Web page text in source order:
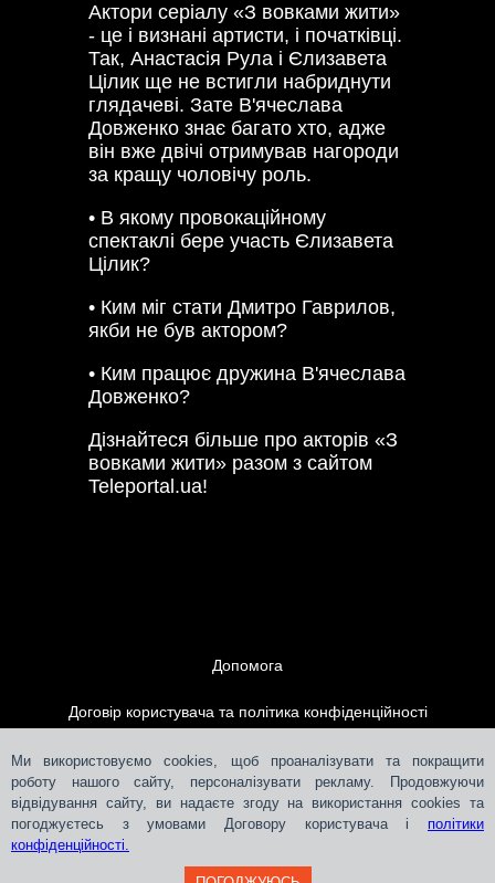
Ми використовуємо cookies, щоб проаналізувати та покращити
роботу нашого сайту, персоналізувати рекламу. Продовжуючи
відвідування сайту, ви надаєте згоду на використання cookies та
погоджуєтесь з умовами Договору користувача і політики
конфіденційності.
Актори серіалу «З вовками жити»
- це і визнані артисти, і початківці.
Так, Анастасія Рула і Єлизавета
Цілик ще не встигли набриднути
глядачеві. Зате В'ячеслава
Довженко знає багато хто, адже
він вже двічі отримував нагороди
за кращу чоловічу роль.
• В якому провокаційному
спектаклі бере участь Єлизавета
Цілик?
• Ким міг стати Дмитро Гаврилов,
якби не був актором?
• Ким працює дружина В'ячеслава
Довженко?
Дізнайтеся більше про акторів «З
вовками жити» разом з сайтом
Teleportal.ua!
Допомога
Договір користувача та політика конфіденційності
Контакти
Розміщення реклами